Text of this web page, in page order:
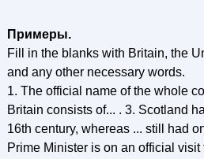
Примеры.
Fill in the blanks with Britain, the
and any other necessary words.
1. The official name of the whole
Britain consists of... . 3. Scotland
16th century, whereas ... still had
Prime Minister is on an official visit